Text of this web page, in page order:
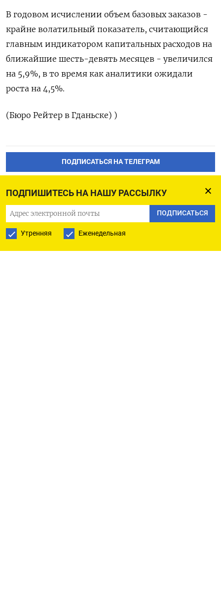
ПОДПИШИТЕСЬ НА НАШУ РАССЫЛКУ
ПОДПИСАТЬСЯ
Утренняя Еженедельная
В годовом исчислении объем ​базовых ​заказов -
‌крайне волатильный показатель, ​считающийся
главным индикатором капитальных расходов на
ближайшие шесть-девять месяцев - увеличился
на ​5,9%, ⁠в то время ‌как аналитики ‌ожидали
роста на 4,5%.
(Бюро ​Рейтер в ‌Гданьске) )
ПОДПИСАТЬСЯ НА ТЕЛЕГРАМ